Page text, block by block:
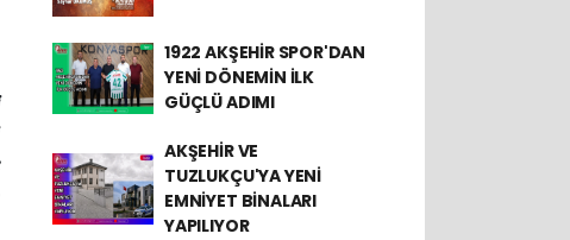
1922 AKŞEHİR SPOR'DAN
YENİ DÖNEMİN İLK
GÜÇLÜ ADIMI
AKŞEHİR VE
TUZLUKÇU'YA YENİ
EMNİYET BİNALARI
YAPILIYOR